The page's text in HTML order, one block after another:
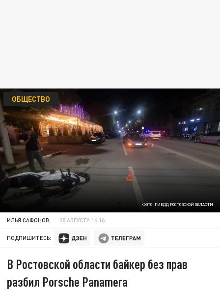
ФОТО: ГИБДД РОСТОВСКОЙ ОБЛАСТИ
ОБЩЕСТВО
ИЛЬЯ САФОНОВ 28 АВГУСТА 16:16
ПОДПИШИТЕСЬ:
В Ростовской области байкер без прав
разбил Porsche Panamera